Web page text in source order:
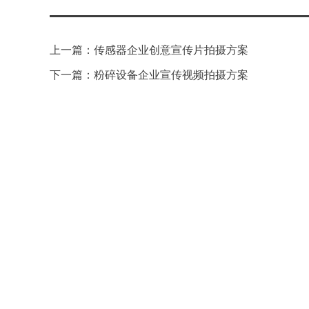
上一篇：传感器企业创意宣传片拍摄方案
下一篇：粉碎设备企业宣传视频拍摄方案